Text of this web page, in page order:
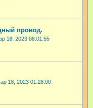
провод.
18, 2023 08:01:55
18, 2023 01:28:00